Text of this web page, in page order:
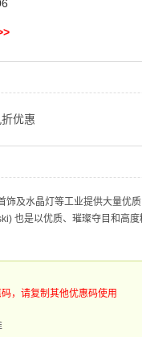
优惠
及水晶灯等工业提供大量优
也是以优质、璀璨夺目和高
，请复制其他优惠码使用